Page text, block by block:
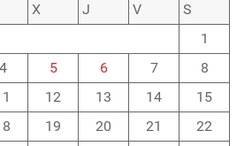
X J V
S
1
4 5 6 7
8
12 13 14
15
19 20 21
22